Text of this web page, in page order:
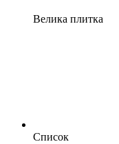
Велика плитка
Список